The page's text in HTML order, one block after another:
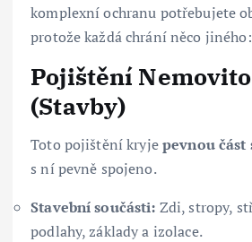
komplexní ochranu potřebujete
protože každá chrání něco jiného:
Pojištění
(Stavby)
Toto pojištění kryjepevnou část
s ní pevně spojeno.
Stavební součásti: Zdi, stropy,
podlahy, základy a izolace.